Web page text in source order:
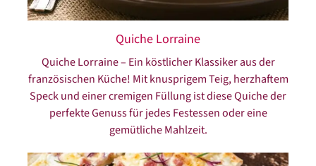
Quiche Lorraine
Quiche Lorraine – Ein köstlicher Klassiker aus der
französischen Küche! Mit knusprigem Teig, herzhaftem
Speck und einer cremigen Füllung ist diese Quiche der
perfekte Genuss für jedes Festessen oder eine
gemütliche Mahlzeit.